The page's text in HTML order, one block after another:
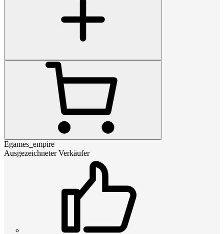
Egames_empire
Ausgezeichneter Verkäufer